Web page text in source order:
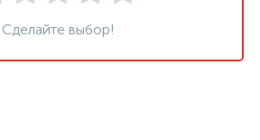
Сделайте выбор!